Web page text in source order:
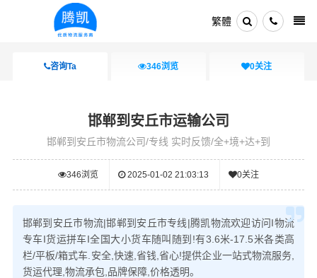
繁體
咨询Ta 346浏览 0关注
邯郸到安丘市运输公司
邯郸到安丘市物流公司/专线 实时反馈/全+境+达+到
346浏览 2025-01-02 21:03:13 0关注
邯郸到安丘市物流|邯郸到安丘市专线|腾凯物流欢迎访问I物流
专车I货运拼车I全国大小货车随叫随到!有3.6米-17.5米各类高
栏/平板/箱式车.安全,快速,省钱,省心!提供企业一站式物流服务,
货运代理,物流承包,品牌保障,价格透明。